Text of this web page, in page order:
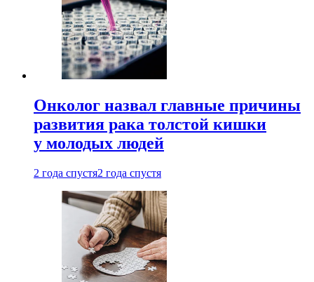
Онколог назвал главные причины
развития рака толстой кишки
у молодых людей
2 года спустя2 года спустя